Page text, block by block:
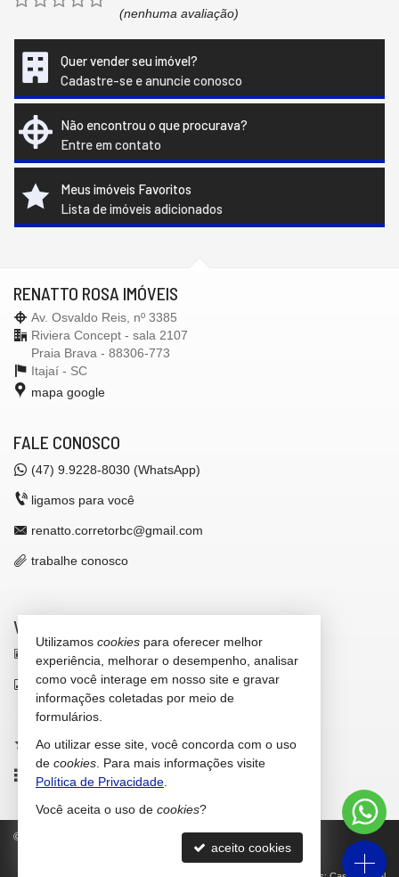
(nenhuma avaliação)
Quer vender seu imóvel?
Cadastre-se e anuncie conosco
Não encontrou o que procurava?
Entre em contato
Meus imóveis Favoritos
Lista de imóveis adicionados
RENATTO ROSA IMÓVEIS
Av. Osvaldo Reis, nº 3385
Riviera Concept - sala 2107
Praia Brava - 88306-773
Itajaí - SC
mapa google
FALE CONOSCO
(47) 9.9228-8030 (WhatsApp)
ligamos para você
renatto.corretorbc@gmail.com
trabalhe conosco
VEJA MAIS
receba nosso newsletter
indicadores financeiros
cadastre seu imóvel
imóveis favoritos
mapa de imóveis
© Política de Privacidade
Utilizamos cookies para oferecer melhor
experiência, melhorar o desempenho, analisar
como você interage em nosso site e gravar
informações coletadas por meio de
formulários.
Ao utilizar esse site, você concorda com o uso
de cookies . Para mais informações visite
Política de Privacidade
Você aceita o uso de cookies?
aceito cookies